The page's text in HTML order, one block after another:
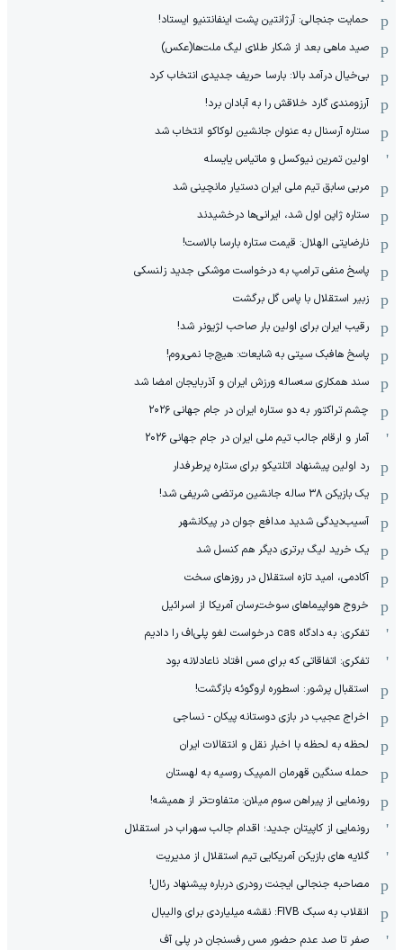
حمایت جنجالی: آرژانتین پشت اینفانتنیو ایستاد!
صید ماهی بعد از شکار طلای لیگ ملت‌ها(عکس)
بی‌خیال درآمد بالا: بارسا حریف جدیدی انتخاب کرد
آرزومندی گارد خلاقش را به آبادان برد!
ستاره آرسنال به عنوان جانشین لوکاکو انتخاب شد
اولین تمرین نیوکسل و ماتیاس یایسله
مربی سابق تیم ملی ایران دستیار مانچینی شد
ستاره ژاپن اول شد، ایرانی‌ها درخشیدند
نارضایتی الهلال: قیمت ستاره بارسا بالاست!
پاسخ منفی ترامپ به درخواست موشکی جدید زلنسکی
زبیر استقلال با پاس گل برگشت
رقیب ایران برای اولین بار صاحب لژیونر شد!
پاسخ هافبک سیتی به شایعات: هیچ‌جا نمی‌روم!
سند همکاری سه‌ساله‌ ‌ورزش ایران و آذربایجان امضا شد
چشم تراکتور به دو ستاره ایران در جام جهانی ۲۰۲۶
آمار و ارقام جالب تیم ملی ایران در جام جهانی 2026
رد اولین پیشنهاد اتلتیکو برای ستاره پرطرفدار
یک بازیکن ۳۸ ساله جانشین مرتضی شریفی شد!
آسیب‌دیدگی شدید مدافع جوان در پیکانشهر
یک خرید لیگ برتری دیگر هم کنسل شد
آکادمی، امید تازه استقلال در روزهای سخت
خروج هواپیماهای سوخت‌رسان آمریکا از اسرائیل
تفکری: به دادگاه cas درخواست لغو پلی‌اف را دادیم
تفکری: اتفاقاتی که برای مس افتاد ناعادلانه بود
استقبال پرشور: اسطوره اروگوئه بازگشت!
اخراج عجیب در بازی دوستانه پیکان - نساجی
لحظه به لحظه با اخبار نقل و انتقالات ایران
حمله سنگین قهرمان المپیک روسیه به لهستان
رونمایی از پیراهن سوم میلان: متفاوت‌تر از همیشه!
رونمایی از کاپیتان جدید؛ اقدام جالب سهراب در استقلال
گلایه های بازیکن آمریکایی تیم استقلال از مدیریت
مصاحبه جنجالی ایجنت رودری درباره پیشنهاد رئال!
انقلاب به سبک FIVB: نقشه میلیاردی برای والیبال
صفر تا صد عدم حضور مس رفسنجان در پلی آف